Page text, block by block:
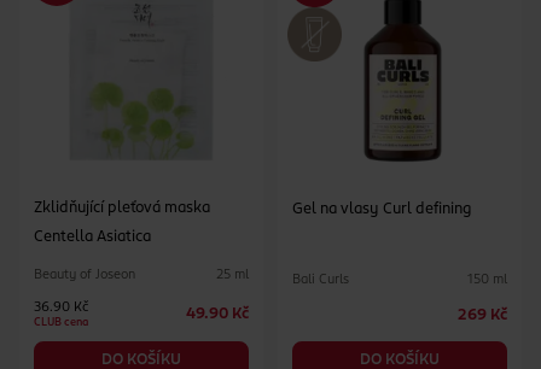
Zklidňující pleťová maska
Centella Asiatica
Beauty of Joseon 25 ml
36.90 Kč
CLUB cena
49.90 Kč
DO KOŠÍKU
Gel na vlasy Curl defining
Bali Curls 150 ml
269 Kč
DO KOŠÍKU